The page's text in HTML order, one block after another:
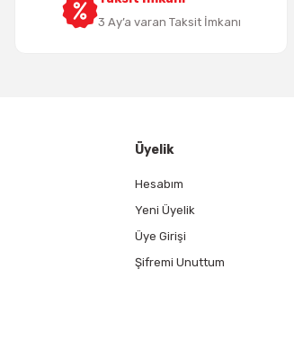
3 Ay’a varan Taksit İmkanı
Üyelik
Hesabım
Yeni Üyelik
Üye Girişi
Şifremi Unuttum